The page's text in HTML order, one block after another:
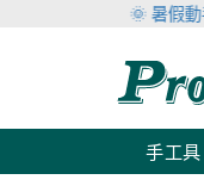
🌞 暑假動手
手工具